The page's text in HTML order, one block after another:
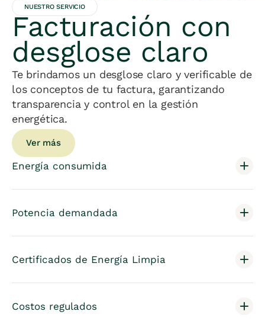
NUESTRO SERVICIO
Facturación con
desglose claro
Te brindamos un desglose claro y verificable de
los conceptos de tu factura, garantizando
transparencia y control en la gestión
energética.
Ver más
Energía consumida
Potencia demandada
Certificados de Energía Limpia
Costos regulados